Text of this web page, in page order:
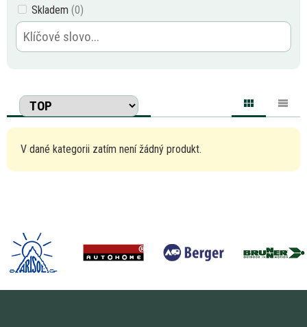
Skladem
V dané kategorii zatím není žádný produkt.